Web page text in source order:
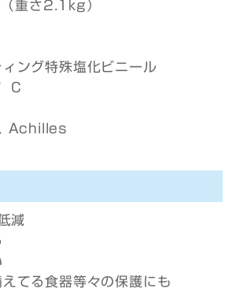
重さ2.1kg）
ング特殊塩化ビニール
Achilles
減
てる食器等々の保護にも